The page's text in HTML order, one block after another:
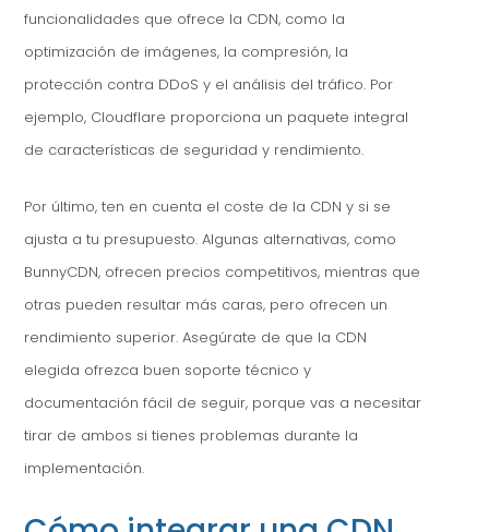
funcionalidades que ofrece la CDN, como la
optimización de imágenes, la compresión, la
protección contra DDoS y el análisis del tráfico. Por
ejemplo, Cloudflare proporciona un paquete integral
de características de seguridad y rendimiento.
Por último, ten en cuenta el coste de la CDN y si se
ajusta a tu presupuesto. Algunas alternativas, como
BunnyCDN, ofrecen precios competitivos, mientras que
otras pueden resultar más caras, pero ofrecen un
rendimiento superior. Asegúrate de que la CDN
elegida ofrezca buen soporte técnico y
documentación fácil de seguir, porque vas a necesitar
tirar de ambos si tienes problemas durante la
implementación.